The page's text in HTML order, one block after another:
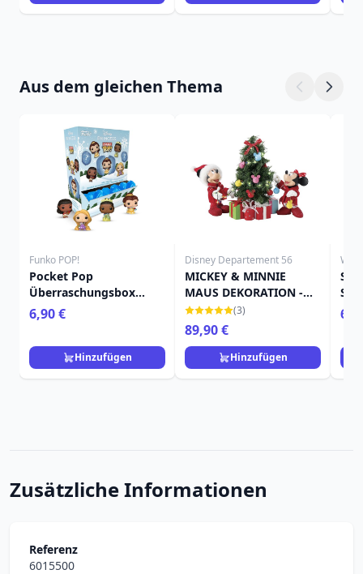
Aus dem gleichen Thema
Funko POP!
Pocket Pop
Überraschungsbox
Prinzessinnenurlaub -
Disney
6,90 €
Hinzufügen
Disney Departement 56
MICKEY & MINNIE
MAUS DEKORATION -
DISNEY DEPARTMENT 56
(3)
89,90 €
Hinzufügen
Zusätzliche Informationen
Referenz
6015500